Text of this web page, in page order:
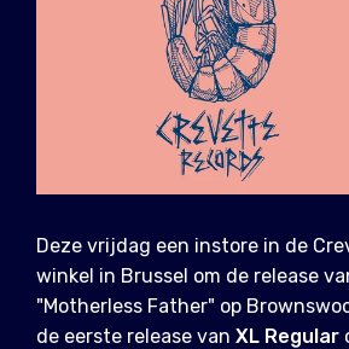
Deze vrijdag een ​​instore in de
winkel in Brussel om de release
"Motherless Father" op
de eerste release van XL Regular